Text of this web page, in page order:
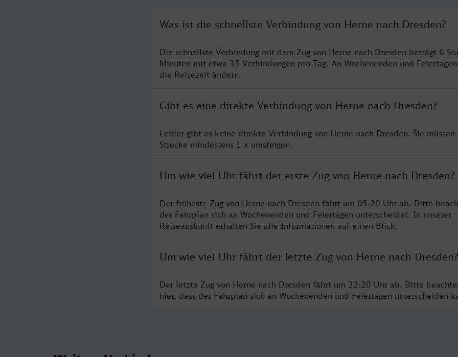
Was ist die schnellste Verbindung von Herne nach Dresden?
Die schnellste Verbindung mit dem Zug von Herne nach Dresden beträgt 6
Minuten mit etwa 35 Verbindungen pro Tag. An Wochenenden und
die Reisezeit ändern.
Gibt es eine direkte Verbindung von Herne nach Dresden?
Leider gibt es keine direkte Verbindung von Herne nach Dresden. Sie
Strecke mindestens 1 x umsteigen.
Um wie viel Uhr fährt der erste Zug von Herne nach Dresden?
Der früheste Zug von Herne nach Dresden fährt um 05:20 Uhr ab. Bitte
der Fahrplan sich an Wochenenden und Feiertagen unterscheidet. In unserer
Reiseauskunft erhalten Sie alle Informationen auf einen Blick.
Um wie viel Uhr fährt der letzte Zug von Herne nach Dresden?
Der letzte Zug von Herne nach Dresden fährt um 22:20 Uhr ab. Bitte
hier, dass der Fahrplan sich an Wochenenden und Feiertagen unterscheiden